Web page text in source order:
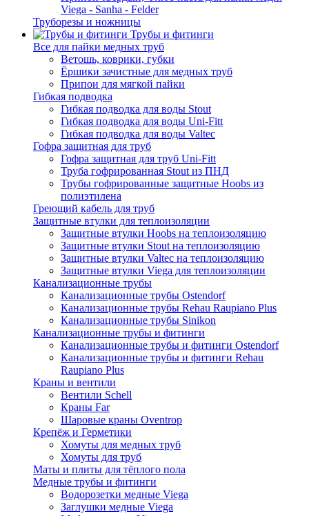
Viega - Sanha - Felder
Труборезы и ножницы
Трубы и фитинги
Все для пайки медных труб
Ветошь, коврики, губки
Ёршики зачистные для медных труб
Припои для мягкой пайки
Гибкая подводка
Гибкая подводка для воды Stout
Гибкая подводка для воды Uni-Fitt
Гибкая подводка для воды Valtec
Гофра защитная для труб
Гофра защитная для труб Uni-Fitt
Труба гофрированная Stout из ПНД
Трубы гофрированные защитные Hoobs из
полиэтилена
Греющий кабель для труб
Защитные втулки для теплоизоляции
Защитные втулки Hoobs на теплоизоляцию
Защитные втулки Stout на теплоизоляцию
Защитные втулки Valtec на теплоизоляцию
Защитные втулки Viega для теплоизоляции
Канализационные трубы
Канализационные трубы Ostendorf
Канализационные трубы Rehau Raupiano Plus
Канализационные трубы Sinikon
Канализационные трубы и фитинги
Канализационные трубы и фитинги Ostendorf
Канализационные трубы и фитинги Rehau
Raupiano Plus
Краны и вентили
Вентили Schell
Краны Far
Шаровые краны Oventrop
Крепёж и Герметики
Хомуты для медных труб
Хомуты для труб
Маты и плиты для тёплого пола
Медные трубы и фитинги
Водорозетки медные Viega
Заглушки медные Viega